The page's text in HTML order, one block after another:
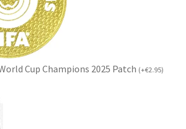
Cup Champions 2025 Patch (+€2.95)